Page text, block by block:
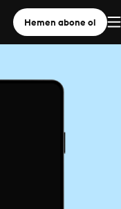
Hemen abone ol